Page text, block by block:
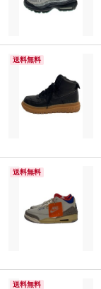
送料無料
送料無料
送料無料